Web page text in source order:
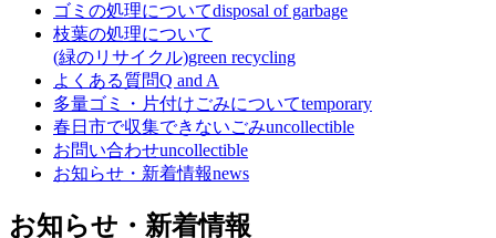
ゴミの処理についてdisposal of garbage
枝葉の処理について
(緑のリサイクル)green recycling
よくある質問Q and A
多量ゴミ・片付けごみについてtemporary
春日市で収集できないごみuncollectible
お問い合わせuncollectible
お知らせ・新着情報news
お知らせ・新着情報